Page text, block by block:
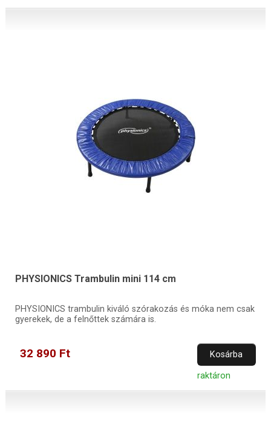
PHYSIONICS Trambulin mini 114 cm
PHYSIONICS trambulin kiváló szórakozás és móka nem csak
gyerekek, de a felnőttek számára is.
32 890 Ft Kosárba
raktáron